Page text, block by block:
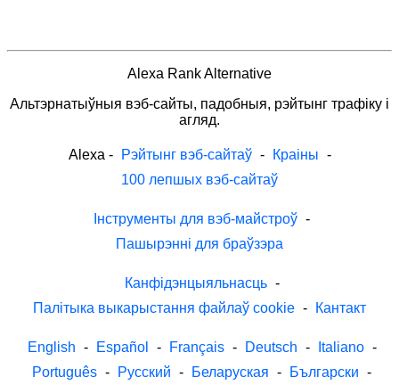
Alexa Rank Alternative
Альтэрнатыўныя вэб-сайты, падобныя, рэйтынг трафіку і
агляд.
Alexa - Рэйтынг вэб-сайтаў - Краіны -
100 лепшых вэб-сайтаў
Інструменты для вэб-майстроў -
Пашырэнні для браўзэра
Канфідэнцыяльнасць -
Палітыка выкарыстання файлаў cookie - Кантакт
English - Español - Français - Deutsch - Italiano -
Português - Русский - Беларуская - Български -